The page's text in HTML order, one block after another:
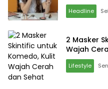
Headline
2 Masker
Wajah
Lifestyle